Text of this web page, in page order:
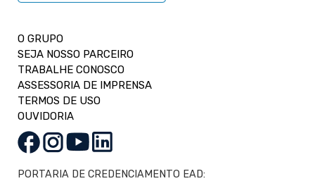
O GRUPO
SEJA NOSSO PARCEIRO
TRABALHE CONOSCO
ASSESSORIA DE IMPRENSA
TERMOS DE USO
OUVIDORIA
PORTARIA DE CREDENCIAMENTO EAD: